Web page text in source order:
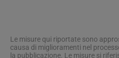
Le misure qui riportate sono
causa di miglioramenti nel
la pubblicazione. Le misure si